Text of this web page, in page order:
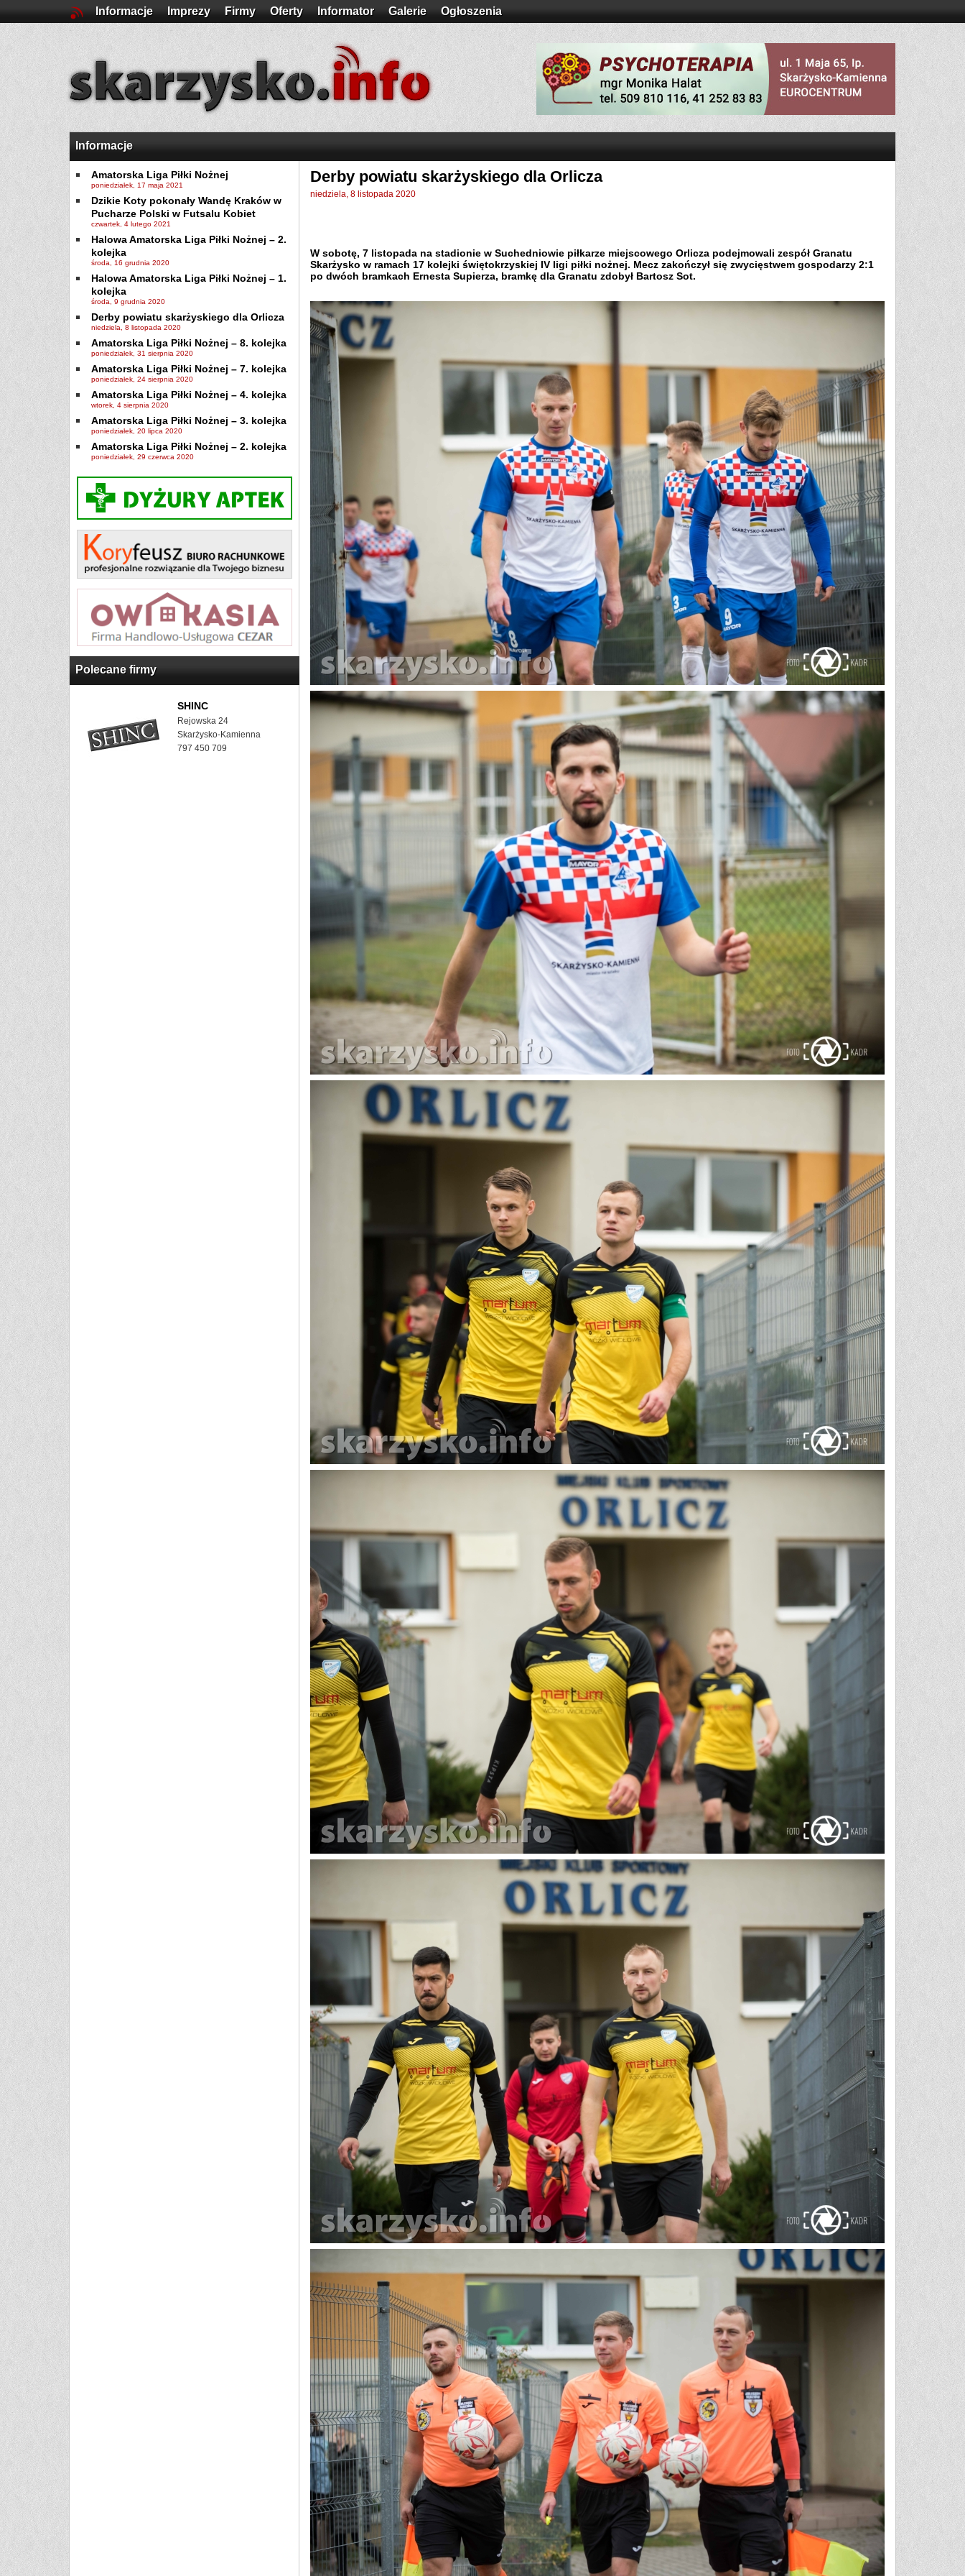
Informacje Imprezy Firmy Oferty Informator Galerie Ogłoszenia
Informacje
Amatorska Liga Piłki Nożnej
poniedziałek, 17 maja 2021
Dzikie Koty pokonały Wandę Kraków w
Pucharze Polski w Futsalu Kobiet
czwartek, 4 lutego 2021
Halowa Amatorska Liga Piłki Nożnej – 2.
kolejka
środa, 16 grudnia 2020
Halowa Amatorska Liga Piłki Nożnej – 1.
kolejka
środa, 9 grudnia 2020
Derby powiatu skarżyskiego dla Orlicza
niedziela, 8 listopada 2020
Amatorska Liga Piłki Nożnej – 8. kolejka
poniedziałek, 31 sierpnia 2020
Amatorska Liga Piłki Nożnej – 7. kolejka
poniedziałek, 24 sierpnia 2020
Amatorska Liga Piłki Nożnej – 4. kolejka
wtorek, 4 sierpnia 2020
Amatorska Liga Piłki Nożnej – 3. kolejka
poniedziałek, 20 lipca 2020
Amatorska Liga Piłki Nożnej – 2. kolejka
poniedziałek, 29 czerwca 2020
Polecane firmy
SHINC
Rejowska 24
Skarżysko-Kamienna
797 450 709
Derby powiatu skarżyskiego dla Orlicza
niedziela, 8 listopada 2020
W sobotę, 7 listopada na stadionie w Suchedniowie piłkarze miejscowego Orlicza podejmowali zespół Granatu
Skarżysko w ramach 17 kolejki świętokrzyskiej IV ligi piłki nożnej. Mecz zakończył się zwycięstwem gospodarzy 2:1
po dwóch bramkach Ernesta Supierza, bramkę dla Granatu zdobył Bartosz Sot.